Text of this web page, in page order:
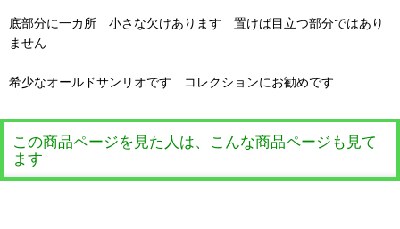
底部分に一カ所 小さな欠けあります 置けば目立つ部分ではあり
ません
希少なオールドサンリオです コレクションにお勧めです
この商品ページを見た人は、こんな商品ページも見て
ます